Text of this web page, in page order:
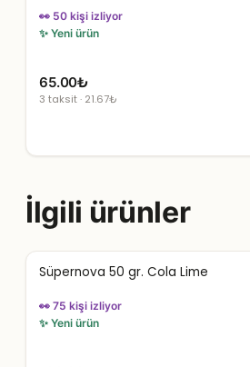
👀 50 kişi izliyor
✨ Yeni ürün
65.00₺
3 taksit · 21.67₺
İlgili ürünler
Süpernova 50 gr. Cola Lime
👀 75 kişi izliyor
✨ Yeni ürün